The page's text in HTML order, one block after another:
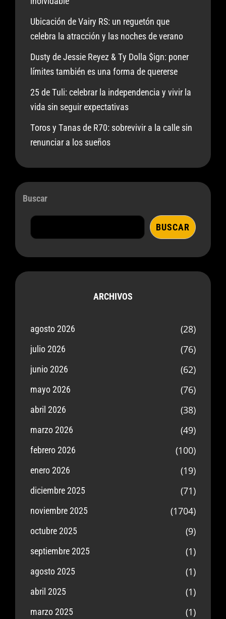
Ubicación de Vairy RS: un reguetón que
celebra la atracción y las noches de verano
Dusty de Jessie Reyez & Ty Dolla $ign: poner
límites también es una forma de quererse
25 de Tuli: celebrar la independencia y vivir la
vida sin seguir expectativas
Toros y Tanas de R70: sobrevivir a la calle sin
renunciar a los sueños
Buscar
BUSCAR
ARCHIVOS
agosto 2026 (28)
julio 2026 (76)
junio 2026 (62)
mayo 2026 (76)
abril 2026 (38)
marzo 2026 (49)
febrero 2026 (100)
enero 2026 (19)
diciembre 2025 (71)
noviembre 2025 (1704)
octubre 2025 (9)
septiembre 2025 (1)
agosto 2025 (1)
abril 2025 (1)
marzo 2025 (1)